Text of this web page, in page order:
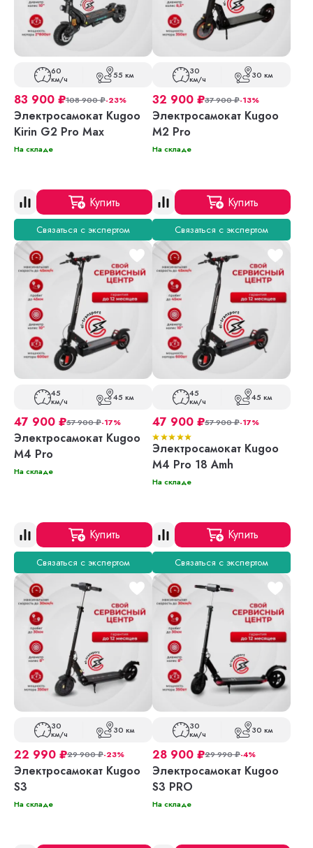
60
км/ч 55 км
83 900 ₽108 900₽-23%
Электросамокат Kugoo
Kirin G2 Pro Max
На складе
Купить
Связаться с экспертом
30
км/ч 30 км
32 900 ₽37 900₽-13%
Электросамокат Kugoo
M2 Pro
На складе
Купить
Связаться с экспертом
45
км/ч 45 км
47 900 ₽57 900₽-17%
Электросамокат Kugoo
M4 Pro
На складе
Купить
Связаться с экспертом
45
км/ч 45 км
47 900 ₽57 900₽-17%
Электросамокат Kugoo
M4 Pro 18 Amh
На складе
Купить
Связаться с экспертом
30
км/ч 30 км
22 990 ₽29 900₽-23%
Электросамокат Kugoo
S3
На складе
30
км/ч 30 км
28 900 ₽29 990₽-4%
Электросамокат Kugoo
S3 PRO
На складе